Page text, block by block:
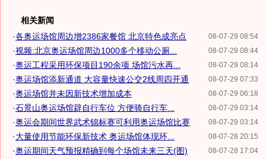
相关新闻
08-07-29 08:54
·各奥运场馆周边增2386家餐馆 北京特色成亮点
08-07-29 08:44
·视频:北京奥运场馆周边1000多个移动公厕...
08-07-29 08:14
·奥运工程采用环保项目190余项 场馆污水再...
08-07-29 07:33
·奥运场馆添新通道 大容量快速公交2线周四开通
08-07-29 06:18
·奥运场馆并未因新技术增加成本
08-07-29 03:14
·石景山奥运场馆辟自行车位 方便骑自行车...
08-07-29 03:14
·奥运会期间世界武术锦标赛可利用奥运场馆比赛
08-07-28 20:15
·大量使用节能环保新技术 奥运场馆体现环...
08-07-28 17:04
·奥运期间天气预报精确到每个场馆未来三天(图)